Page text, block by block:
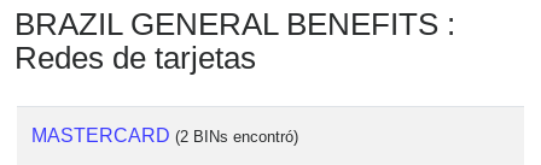
IP
BIN
Checker
/
Validator
BRAZIL GENERAL BENEFITS :
Redes de tarjetas
MASTERCARD (2 BINs encontró)